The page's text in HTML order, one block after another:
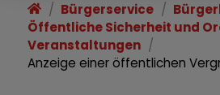
Bürgerservice
Öffentliche Sicherheit und
Veranstaltungen
Anzeige einer öffentlichen